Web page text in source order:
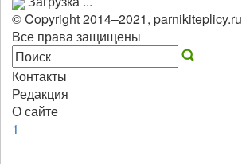
© Copyright 2014–2021, parnikiteplicy.ru
Все права защищены
Контакты
Редакция
О сайте
1